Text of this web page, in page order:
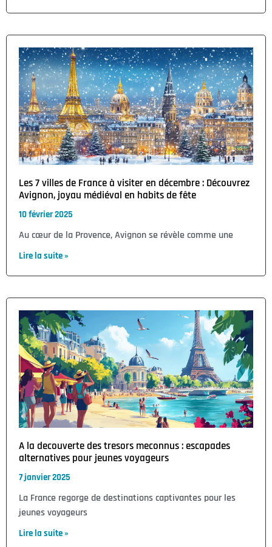
Les 7 villes de France à visiter en décembre : Découvrez
Avignon, joyau médiéval en habits de fête
10 février 2025
Au cœur de la Provence, Avignon se révèle comme une
Lire la suite »
A la decouverte des tresors meconnus : escapades
alternatives pour jeunes voyageurs
7 janvier 2025
La France regorge de destinations captivantes pour les
jeunes voyageurs
Lire la suite »